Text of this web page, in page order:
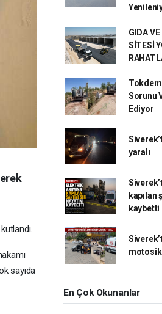
sayıda
GIDA
SİTESİ
Sorunu
Ediyor
yaralı
kapılan
kaybetti
En Çok Okunanlar